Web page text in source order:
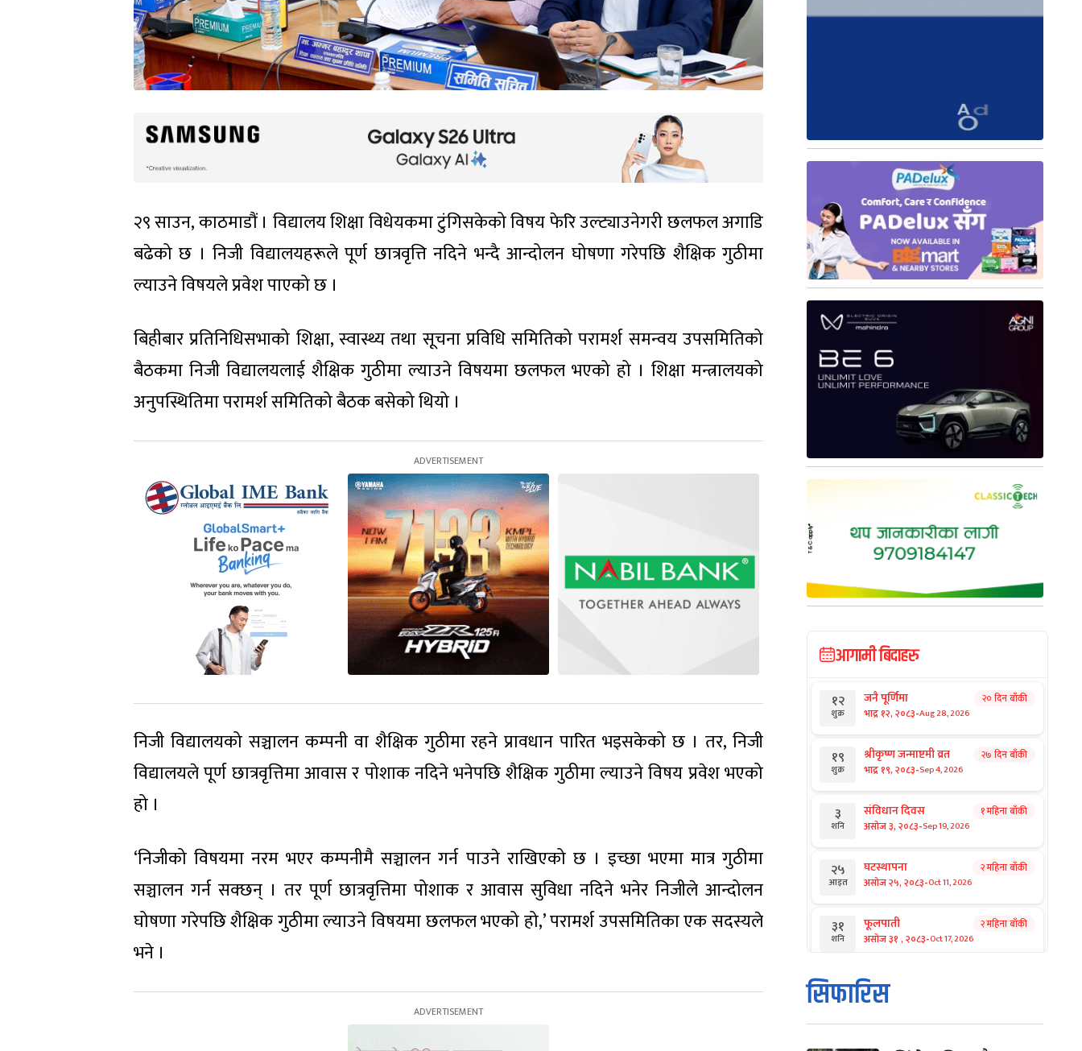
२९ साउन, काठमाडौं । विद्यालय शिक्षा विधेयकमा टुंगिसकेको विषय फेरि उल्ट्याउनेगरी छलफल अगाडि
बढेको छ । निजी विद्यालयहरूले पूर्ण छात्रवृत्ति नदिने भन्दै आन्दोलन घोषणा गरेपछि शैक्षिक गुठीमा
ल्याउने विषयले प्रवेश पाएको छ ।
बिहीबार प्रतिनिधिसभाको शिक्षा, स्वास्थ्य तथा सूचना प्रविधि समितिको परामर्श समन्वय उपसमितिको
बैठकमा निजी विद्यालयलाई शैक्षिक गुठीमा ल्याउने विषयमा छलफल भएको हो । शिक्षा मन्त्रालयको
अनुपस्थितिमा परामर्श समितिको बैठक बसेको थियो ।
निजी विद्यालयको सञ्चालन कम्पनी वा शैक्षिक गुठीमा रहने प्रावधान पारित भइसकेको छ । तर, निजी
विद्यालयले पूर्ण छात्रवृत्तिमा आवास र पोशाक नदिने भनेपछि शैक्षिक गुठीमा ल्याउने विषय प्रवेश भएको
हो ।
‘निजीको विषयमा नरम भएर कम्पनीमै सञ्चालन गर्न पाउने राखिएको छ । इच्छा भएमा मात्र गुठीमा
सञ्चालन गर्न सक्छन् । तर पूर्ण छात्रवृत्तिमा पोशाक र आवास सुविधा नदिने भनेर निजीले आन्दोलन
घोषणा गरेपछि शैक्षिक गुठीमा ल्याउने विषयमा छलफल भएको हो,’ परामर्श उपसमितिका एक सदस्यले
भने ।
आगामी बिदाहरु
१२
शुक्र
जनै पूर्णिमा
भाद्र १२, २०८३-Aug 28, 2026
२० दिन बाँकी
१९
शुक्र
श्रीकृष्ण जन्माष्टमी व्रत
भाद्र १९, २०८३-Sep 4, 2026
२७ दिन बाँकी
३
शनि
संविधान दिवस
असोज ३, २०८३-Sep 19, 2026
१ महिना बाँकी
२५
आइत
घटस्थापना
असोज २५, २०८३-Oct 11, 2026
२ महिना बाँकी
३१
शनि
फूलपाती
असोज ३१ , २०८३-Oct 17, 2026
२ महिना बाँकी
१
आइत
कार्तिक सङ्क्रान्ति
कार्तिक १, २०८३
सिफारिस